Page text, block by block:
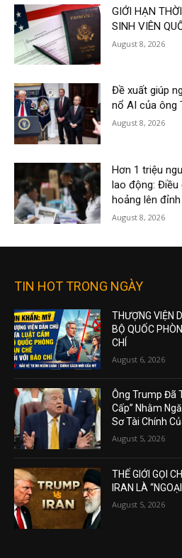
GIỚI HẠN
SINH VIÊN
August 8, 2026
Đề xuất giúp
nổ AI của ông
August 8, 2026
Hơn 1 triệu
lao động: Điều
hoảng lên
August 8, 2026
TIN HOT TRONG NGÀY
THƯỢNG VIỆN
BỘ QUỐC
CHÍ
August 6, 2026
Ông Trump Đã
Cấp” Nhằm
Sơ Tài Chính
August 5, 2026
THẾ GIỚI GỌI
IRAN LÀ
August 5, 2026